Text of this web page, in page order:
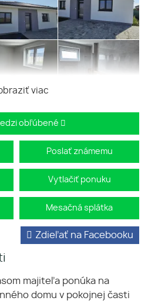
viac
obľúbené
Poslať známemu
Vytlačiť ponuku
Mesačná splátka
Zdieľať na Facebooku
majiteľa ponúka na
domu v pokojnej časti